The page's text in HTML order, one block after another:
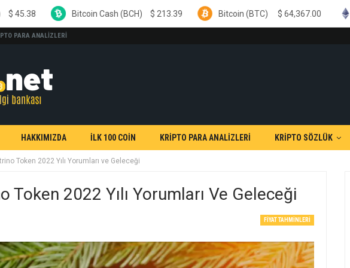
PARA ANALİZLERİ
HAKKIMIZDA İLK 100 COİN KRİPTO PARA ANALİZLERİ KRİPTO SÖZLÜK
Token 2022 Yılı Yorumları ve Geleceği
Token 2022 Yılı Yorumları Ve Geleceği
FIYAT TAHMINLERI
Bitcoin Cash (BCH) $213.39 Bitcoin (BTC) $ 64,367.00 Ethereum (ETH)